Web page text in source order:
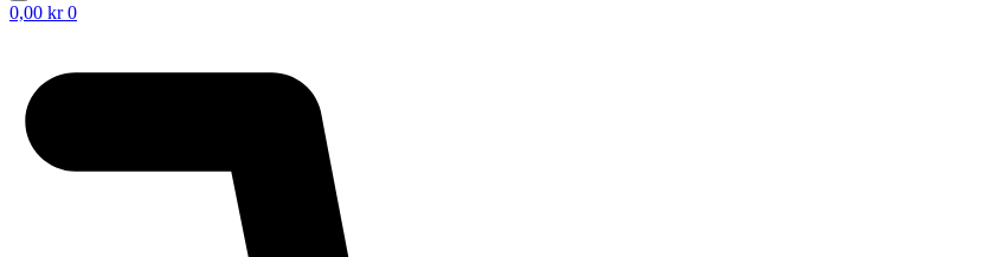
0,00 kr 0